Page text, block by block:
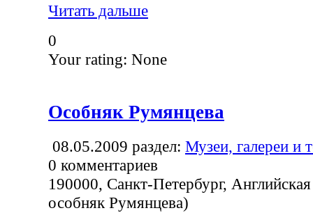
Читать дальше
0
Your rating: None
Особняк Румянцева
08.05.2009 раздел: Музеи, галереи и
0 комментариев
190000, Санкт-Петербург,
особняк Румянцева)